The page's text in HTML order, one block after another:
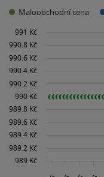
Maloobchodní cena